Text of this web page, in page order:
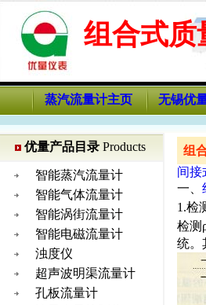
组合式质
蒸汽流量计主页 无锡优
优量产品目录 Products
智能蒸汽流量计
智能气体流量计
智能涡街流量计
智能电磁流量计
浊度仪
超声波明渠流量计
孔板流量计
组
间接
一、
1.检
检测
统。